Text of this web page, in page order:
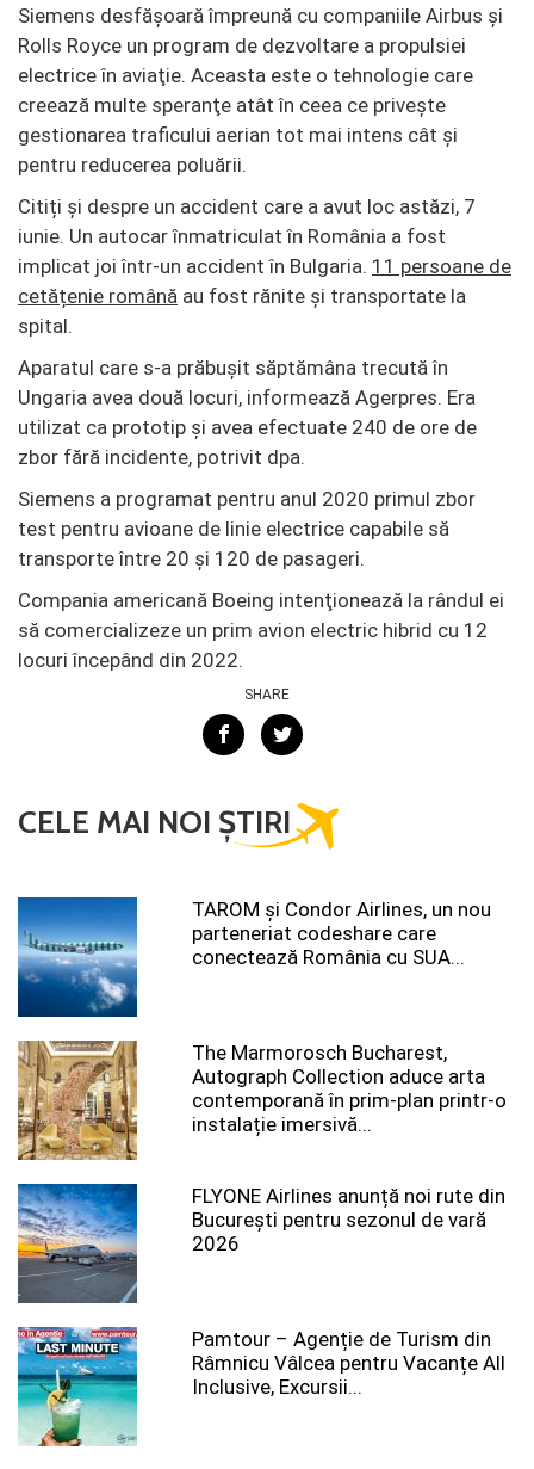
Siemens desfăşoară împreună cu companiile Airbus şi
Rolls Royce un program de dezvoltare a propulsiei
electrice în aviaţie. Aceasta este o tehnologie care
creează multe speranţe atât în ceea ce priveşte
gestionarea traficului aerian tot mai intens cât şi
pentru reducerea poluării.
Citiți și despre un accident care a avut loc astăzi, 7
iunie. Un autocar înmatriculat în România a fost
implicat joi într-un accident în Bulgaria. 11 persoane de
cetățenie română au fost rănite și transportate la
spital.
Aparatul care s-a prăbuşit săptămâna trecută în
Ungaria avea două locuri, informează Agerpres. Era
utilizat ca prototip şi avea efectuate 240 de ore de
zbor fără incidente, potrivit dpa.
Siemens a programat pentru anul 2020 primul zbor
test pentru avioane de linie electrice capabile să
transporte între 20 şi 120 de pasageri.
Compania americană Boeing intenţionează la rândul ei
să comercializeze un prim avion electric hibrid cu 12
locuri începând din 2022.
SHARE
CELE MAI NOI ȘTIRI
TAROM şi Condor Airlines, un nou
parteneriat codeshare care
conectează România cu SUA...
The Marmorosch Bucharest,
Autograph Collection aduce arta
contemporană în prim-plan printr-o
instalație imersivă...
FLYONE Airlines anunță noi rute din
București pentru sezonul de vară
2026
Pamtour – Agenție de Turism din
Râmnicu Vâlcea pentru Vacanțe All
Inclusive, Excursii...